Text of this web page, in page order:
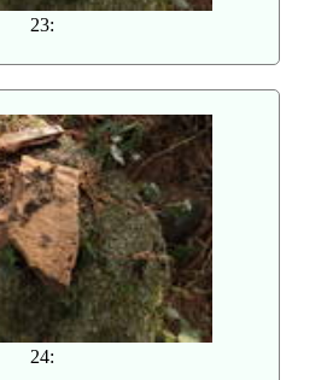
23:
24: